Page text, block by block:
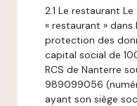
2.1 Le restaurant
« restaurant »
protection des
capital social de
RCS de Nanterre
989099056
ayant son siège